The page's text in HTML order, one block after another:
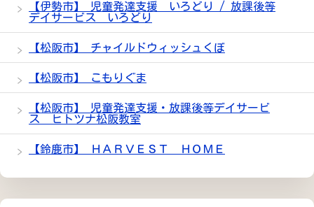
【伊勢市】 児童発達支援 いろどり / 放課後等
デイサービス いろどり
【松阪市】 チャイルドウィッシュくぼ
【松阪市】 こもりぐま
【松阪市】 児童発達支援・放課後等デイサービ
ス ヒトツナ松阪教室
【鈴鹿市】 ＨＡＲＶＥＳＴ ＨＯＭＥ